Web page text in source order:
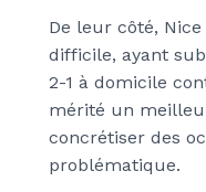
De leur côté,
difficile, ayant
2-1 à domicile
mérité un
concrétiser des
problématique.